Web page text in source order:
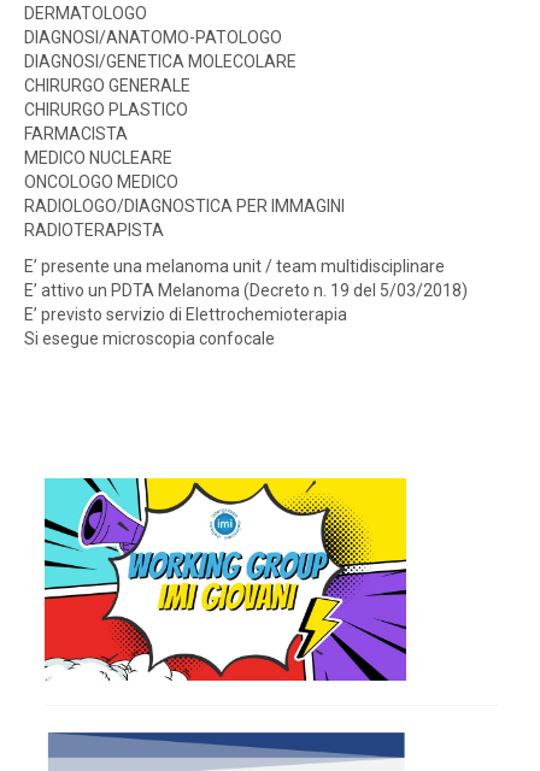
DERMATOLOGO
DIAGNOSI/ANATOMO-PATOLOGO
DIAGNOSI/GENETICA MOLECOLARE
CHIRURGO GENERALE
CHIRURGO PLASTICO
FARMACISTA
MEDICO NUCLEARE
ONCOLOGO MEDICO
RADIOLOGO/DIAGNOSTICA PER IMMAGINI
RADIOTERAPISTA
E’ presente una melanoma unit / team multidisciplinare
E’ attivo un PDTA Melanoma (Decreto n. 19 del 5/03/2018)
E’ previsto servizio di Elettrochemioterapia
Si esegue microscopia confocale